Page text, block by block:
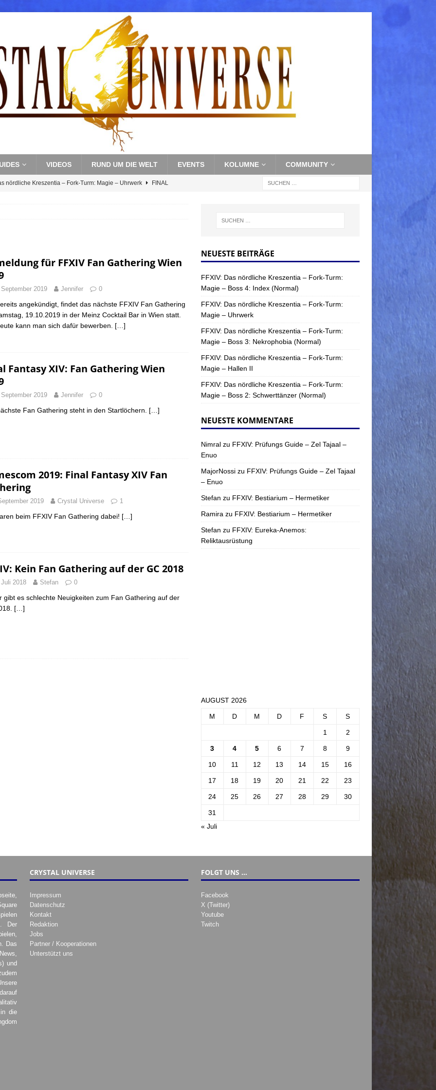
VIDEOS RUND UM DIE WELT EVENTS KOLUMNE COMMUNITY
nördliche Kreszentia – Fork-Turm: Magie – Uhrwerk FINAL
nördliche Kreszentia – Fork-Turm: Magie – Boss 4: Index (Normal)
für FFXIV Fan Gathering Wien
2019 Jennifer 0
angekündigt, findet das nächste FFXIV Fan Gathering
19.10.2019 in der Meinz Cocktail Bar in Wien statt.
kann man sich dafür bewerben. […]
Fantasy XIV: Fan Gathering Wien
2019 Jennifer 0
Fan Gathering steht in den Startlöchern. […]
2019: Final Fantasy XIV Fan
2019 Crystal Universe 1
beim FFXIV Fan Gathering dabei! […]
Kein Fan Gathering auf der GC 2018
2018 Stefan 0
gibt es schlechte Neuigkeiten zum Fan Gathering auf der
[…]
NEUESTE BEITRÄGE
FFXIV: Das nördliche Kreszentia – Fork-Turm:
Magie – Boss 4: Index (Normal)
FFXIV: Das nördliche Kreszentia – Fork-Turm:
Magie – Uhrwerk
FFXIV: Das nördliche Kreszentia – Fork-Turm:
Magie – Boss 3: Nekrophobia (Normal)
FFXIV: Das nördliche Kreszentia – Fork-Turm:
Magie – Hallen II
FFXIV: Das nördliche Kreszentia – Fork-Turm:
Magie – Boss 2: Schwerttänzer (Normal)
NEUESTE KOMMENTARE
Nimralzu FFXIV: Prüfungs Guide – Zel Tajaal –
Enuo
MajorNossizu FFXIV: Prüfungs Guide – Zel Tajaal
– Enuo
Stefan zu FFXIV: Bestiarium – Hermetiker
Ramira zu FFXIV: Bestiarium – Hermetiker
Stefan zu FFXIV: Eureka-Anemos:
Reliktausrüstung
AUGUST 2026
M D M D F S S
1 2
3 4 5 6 7 8 9
10 11 12 13 14 15 16
17 18 19 20 21 22 23
24 25 26 27 28 29 30
31
« Juli
Der
Das
und
die
CRYSTAL UNIVERSE
Impressum
Datenschutz
Kontakt
Redaktion
Jobs
Partner / Kooperationen
Unterstützt uns
FOLGT UNS …
Facebook
X (Twitter)
Youtube
Twitch